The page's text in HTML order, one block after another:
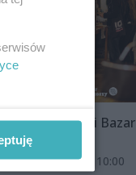
Szczeciński Bazar
Smakoszy
9 sierpnia 2026, 10:00